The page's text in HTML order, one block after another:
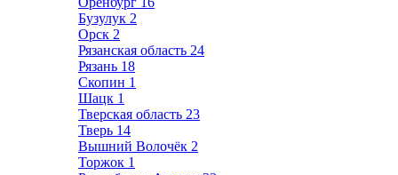
Бузулук 2
Орск 2
Рязанская область 24
Рязань 18
Скопин 1
Шацк 1
Тверская область 23
Тверь 14
Вышний Волочёк 2
Торжок 1